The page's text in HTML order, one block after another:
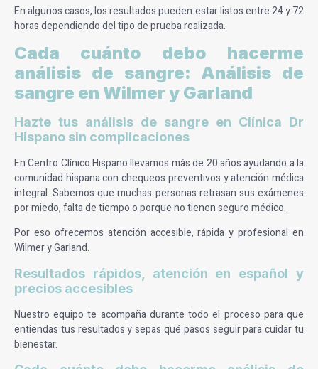
En algunos casos, los resultados pueden estar listos entre 24 y 72
horas dependiendo del tipo de prueba realizada.
Cada cuánto debo hacerme
análisis de sangre: Análisis de
sangre en Wilmer y Garland
Hazte tus análisis de sangre en Clínica Dr
Hispano sin complicaciones
En Centro Clínico Hispano llevamos más de 20 años ayudando a la
comunidad hispana con chequeos preventivos y atención médica
integral. Sabemos que muchas personas retrasan sus exámenes
por miedo, falta de tiempo o porque no tienen seguro médico.
Por eso ofrecemos atención accesible, rápida y profesional en
Wilmer y Garland.
Resultados rápidos, atención en español y
precios accesibles
Nuestro equipo te acompaña durante todo el proceso para que
entiendas tus resultados y sepas qué pasos seguir para cuidar tu
bienestar.